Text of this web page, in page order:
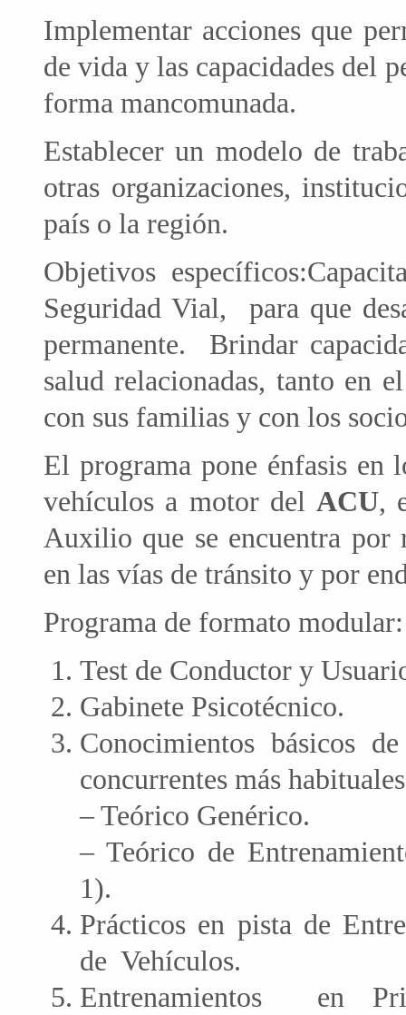
Implementar acciones que
de vida y las capacidades del
forma mancomunada.
Establecer un modelo de
otras organizaciones,
país o la región.
Objetivos
Seguridad Vial, para que
permanente. Brindar
salud relacionadas, tanto en
con sus familias y con los
El programa pone énfasis en
vehículos a motor delACU,
Auxilio que se encuentra por
en las vías de tránsito y por
Programa de formato modular:
Test de Conductor y
Gabinete Psicotécnico.
Conocimientos básicos
concurrentes más
– Teórico Genérico.
– Teórico de
1).
Prácticos en pista de
de Vehículos.
Entrenamientos en